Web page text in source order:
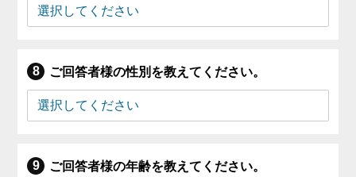
ご回答者様の性別を教えてください。
ご回答者様の年齢を教えてください。